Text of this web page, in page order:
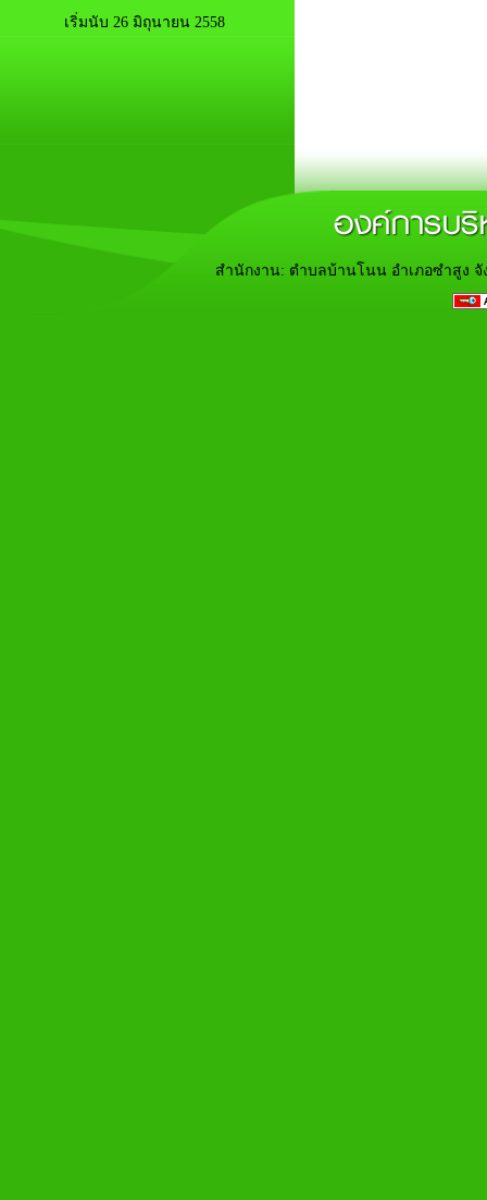
เริ่มนับ 26 มิถุนายน 2558
สำนักงาน: ตำบลบ้านโนน อำเภอซำสูง